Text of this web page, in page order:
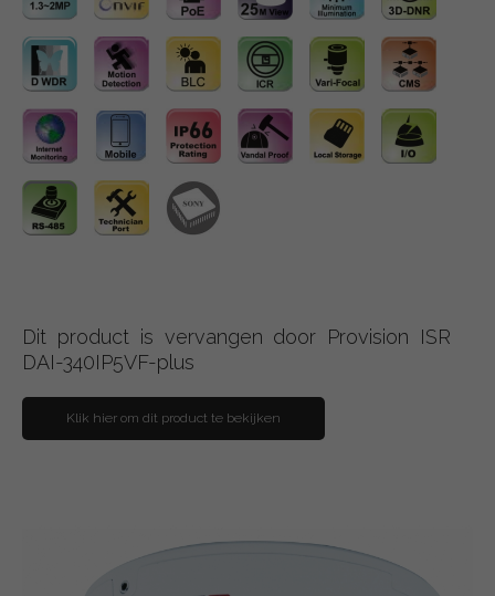
Dit product is vervangen door Provision ISR
DAI-340IP5VF-plus
Klik hier om dit product te bekijken